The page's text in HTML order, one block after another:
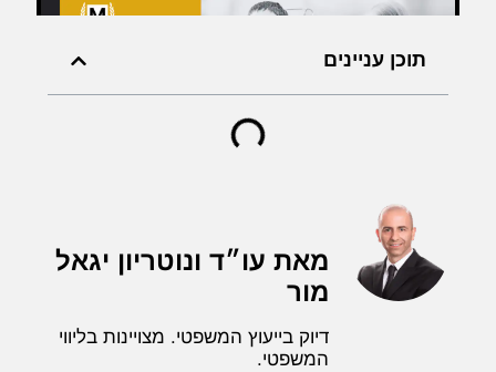
תוכן עניינים
מאת עו״ד ונוטריון יגאל
מור
דיוק בייעוץ המשפטי. מצויינות בליווי
המשפטי.